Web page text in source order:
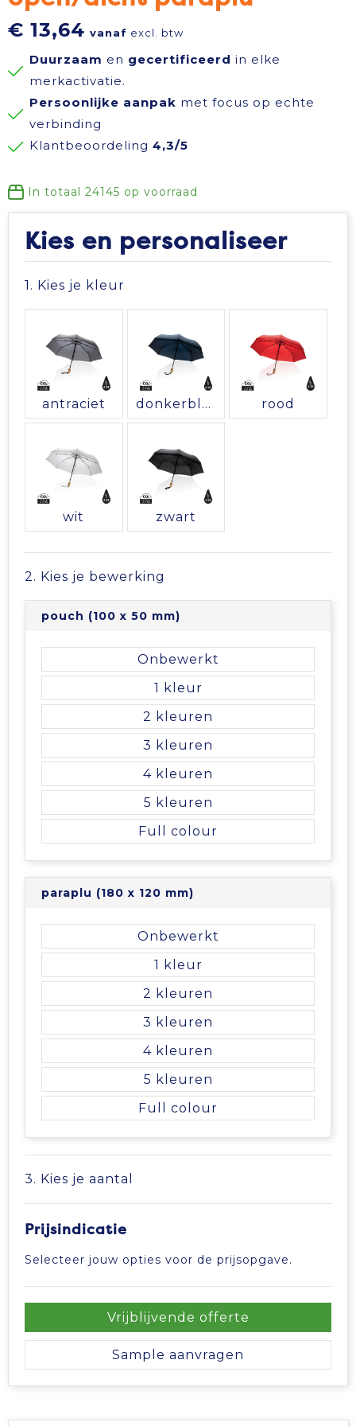
Reisbenodigdheden
Schrijfwaren
Sinterklaas
Sleutelhangers en Lanyards
Snoepgoed
Spellen voor binnen en buiten
Vrije tijd en Strand
Waterflesjes
Reflecterende polo's
Reflecterende vesten
Regenkleding
Schoenen
Schorten en Sloven
Sweaters
Veiligheidsvesten en Veiligheidshesjes
Vesten
Schoenen
Sweaters
T-Shirts
Vesten
Gilets
Koeltassen en Koelboxen
Koffers en Trolleys
Laptop hoezen en tassen
Lunchtassen
Matrozentassen
Opbergtassen
Picknicktassen en manden
Promotietassen
Reistassensets
Rugzakken
Schoenentassen
Schoudertassen
Strandtassen
Tablettassen
Waterbestendige tassen
Aktetassen
€ 13,64 vanaf excl. btw
Duurzaam en gecertificeerd in elke
merkactivatie.
Persoonlijke aanpak met focus op echte
verbinding
Klantbeoordeling 4,3/5
In totaal 24145 op voorraad
Kies en personaliseer
1. Kies je kleur
antraciet donkerblauw rood
wit zwart
2. Kies je bewerking
pouch (100 x 50 mm)
Onbewerkt
1
2
3
4
5
Full colour
paraplu (180 x 120 mm)
Onbewerkt
1
2
3
4
5
Full colour
3. Kies je aantal
Prijsindicatie
Selecteer jouw opties voor de prijsopgave.
Vrijblijvende offerte
Sample aanvragen